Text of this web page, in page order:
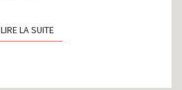
LIRE LA SUITELIRE LA SUITE